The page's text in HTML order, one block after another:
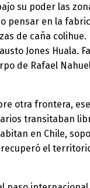
su poder las
pensar en la
de caña
Jones Huala.
de Rafael
otra frontera,
transitaban
en Chile,
el